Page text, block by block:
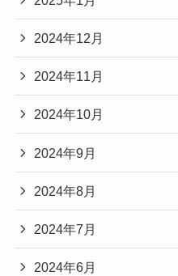
2024年12月
2024年11月
2024年10月
2024年9月
2024年8月
2024年7月
2024年6月